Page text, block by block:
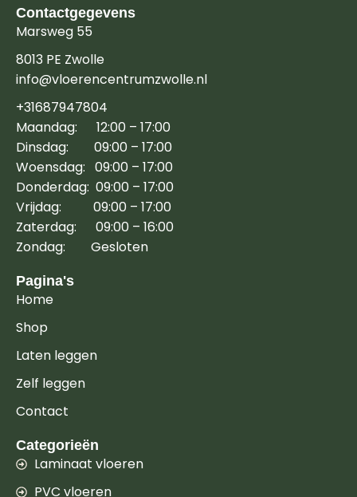
Contactgegevens
Marsweg 55
8013 PE Zwolle
info@vloerencentrumzwolle.nl
+31687947804
Maandag: 12:00 – 17:00
Dinsdag: 09:00 – 17:00
Woensdag: 09:00 – 17:00
Donderdag: 09:00 – 17:00
Vrijdag: 09:00 – 17:00
Zaterdag: 09:00 – 16:00
Zondag: Gesloten
Pagina's
Home
Shop
Laten leggen
Zelf leggen
Contact
Categorieën
Laminaat vloeren
PVC vloeren